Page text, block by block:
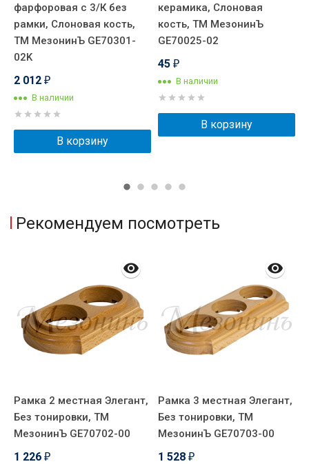
фарфоровая с 3/К без
рамки, Слоновая кость,
ТМ МезонинЪ GE70301-
02K
2 012 ₽
В наличии
В корзину
керамика, Слоновая
кость, ТМ МезонинЪ
GE70025-02
45 ₽
В наличии
В корзину
Рекомендуем посмотреть
Рамка 2 местная Элегант,
Без тонировки, ТМ
МезонинЪ GE70702-00
1 226 ₽
Рамка 3 местная Элегант,
Без тонировки, ТМ
МезонинЪ GE70703-00
1 528 ₽